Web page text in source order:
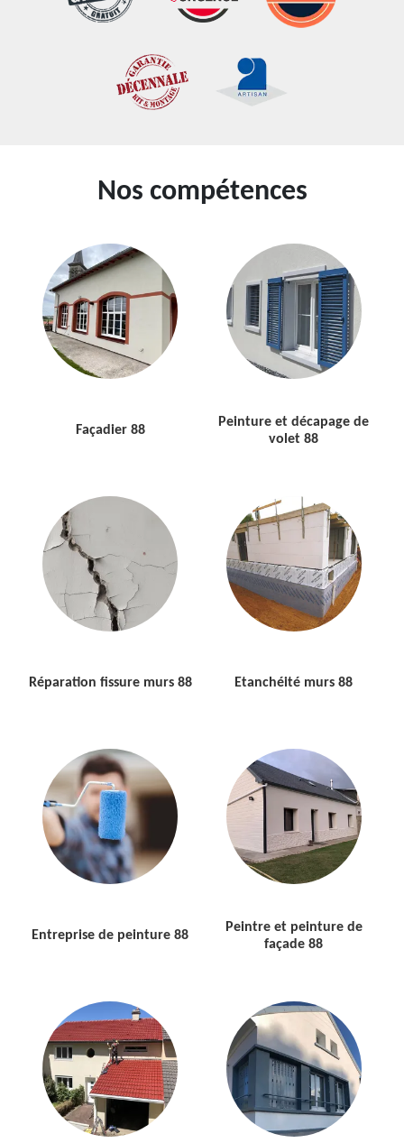
Nos compétences
Façadier 88
Peinture et décapage de
volet 88
Réparation fissure murs 88 Etanchéité murs 88
Entreprise de peinture 88
Peintre et peinture de
façade 88